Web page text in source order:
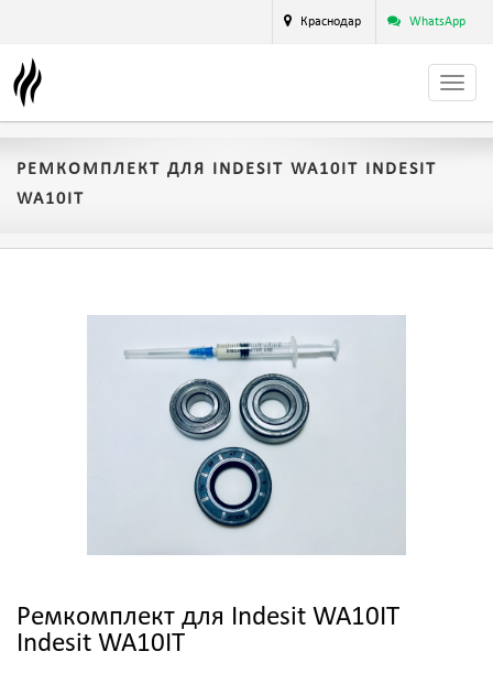
Краснодар WhatsApp
РЕМКОМПЛЕКТ ДЛЯ INDESIT WA10IT INDESIT
WA10IT
Ремкомплект для Indesit WA10IT
Indesit WA10IT